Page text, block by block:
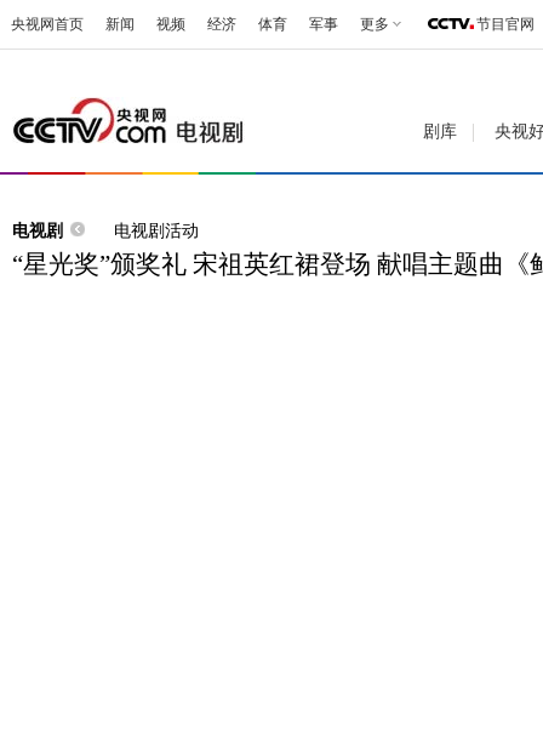
央视网首页 新闻 视频 经济 体育 军事 更多 节目官网
剧库 央视
电视剧 电视剧活动
“星光奖”颁奖礼 宋祖英红裙登场 献唱主题曲《